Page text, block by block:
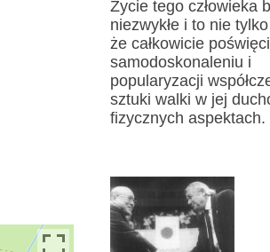
Życie tego człowieka
niezwykłe i to nie
że całkowicie
samodoskonaleniu i
popularyzacji
sztuki walki w jej
fizycznych aspektach.